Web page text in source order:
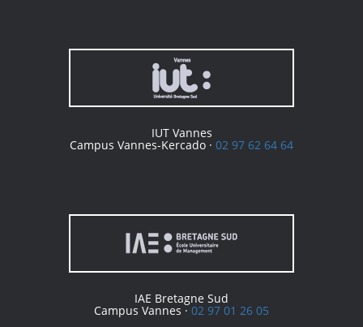
IUT Vannes
Campus Vannes-Kercado · 02 97 62 64 64
IAE Bretagne Sud
Campus Vannes ·02 97 01 26 05